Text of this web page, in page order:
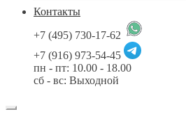
Контакты
+7 (495) 730-17-62
+7 (916) 973-54-45
пн - пт: 10.00 - 18.00
сб - вс: Выходной